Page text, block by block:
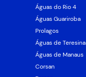
Águas do Rio 4
Águas Guariroba
Prolagos
Águas de Teresina
Águas de Manaus
Corsan